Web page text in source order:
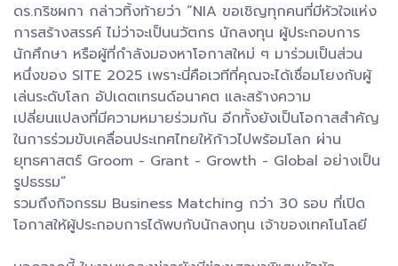
ดร.กริชผกา กล่าวทิ้งท้ายว่า “NIA ขอเชิญทุกคนที่มีหัวใจแห่ง
การสร้างสรรค์ ไม่ว่าจะเป็นนวัตกร นักลงทุน ผู้ประกอบการ
นักศึกษา หรือผู้ที่กำลังมองหาโอกาสใหม่ ๆ มาร่วมเป็นส่วน
หนึ่งของ SITE 2025 เพราะนี่คือเวทีที่คุณจะได้เชื่อมโยงกับผู้
เล่นระดับโลก อัปเดตเทรนด์อนาคต และสร้างความ
เปลี่ยนแปลงที่มีความหมายร่วมกัน อีกทั้งยังเป็นโอกาสสำคัญ
ในการร่วมขับเคลื่อนประเทศไทยให้ก้าวไปพร้อมโลก ผ่าน
ยุทธศาสตร์ Groom - Grant - Growth - Global อย่างเป็น
รูปธรรม”
รวมถึงกิจกรรม Business Matching กว่า 30 รอบ ที่เปิด
โอกาสให้ผู้ประกอบการได้พบกับนักลงทุน เจ้าของเทคโนโลยี